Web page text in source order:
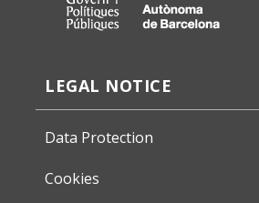
LEGAL NOTICE
Data Protection
Cookies